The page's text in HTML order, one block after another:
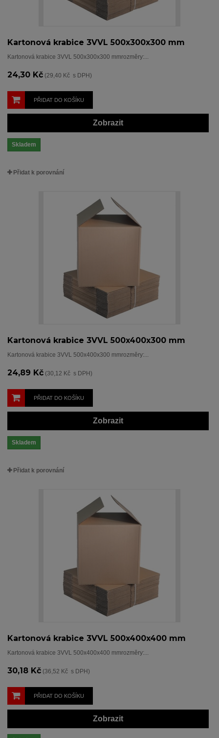
Kartonová krabice 3VVL 500x300x300 mm
Kartonová krabice 3VVL 500x300x300 mmrozměry:...
24,30 Kč (29,40 Kč s DPH)
PŘIDAT DO KOŠÍKU
Zobrazit
Skladem
Přidat k porovnání
Kartonová krabice 3VVL 500x400x300 mm
Kartonová krabice 3VVL 500x400x300 mmrozměry:...
24,89 Kč (30,12 Kč s DPH)
PŘIDAT DO KOŠÍKU
Zobrazit
Skladem
Přidat k porovnání
Kartonová krabice 3VVL 500x400x400 mm
Kartonová krabice 3VVL 500x400x400 mmrozměry:...
30,18 Kč (36,52 Kč s DPH)
PŘIDAT DO KOŠÍKU
Zobrazit